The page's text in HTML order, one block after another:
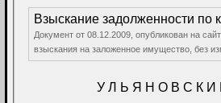
Взыскание задолженности по
Документ от 08.12.2009, опубликован на
взыскания на заложенное имущество, без
У Л Ь Я Н О В С К И